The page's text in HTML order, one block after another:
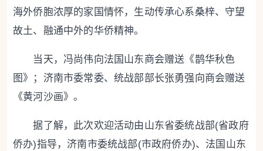
海外侨胞浓厚的家国情怀，生动传承心系桑梓、守望
故土、融通中外的华侨精神。
当天，冯尚伟向法国山东商会赠送《鹊华秋色
图》；济南市委常委、统战部部长张勇强向商会赠送
《黄河沙画》。
据了解，此次欢迎活动由山东省委统战部(省政府
侨办)指导，济南市委统战部(市政府侨办)、法国山东